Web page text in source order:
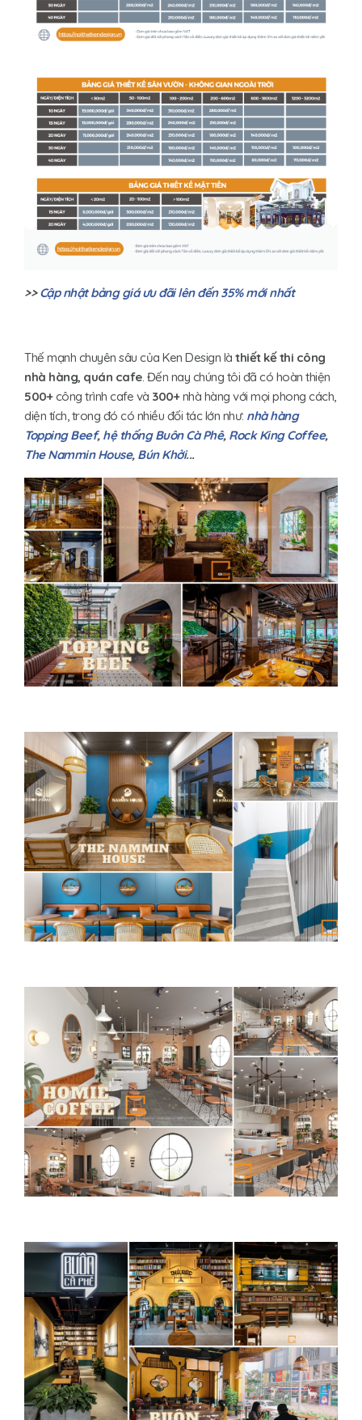
>>Cập nhật bảng giá ưu đãi lên đến 35% mới nhất
Thế mạnh chuyên sâu của Ken Design là thiết kế thi công
nhà hàng, quán cafe. Đến nay chúng tôi đã có hoàn thiện
500+công trình cafe và 300+nhà hàng với mọi phong cách,
diện tích, trong đó có nhiều đối tác lớn như: nhà hàng
Topping Beef, hệ thống Buôn Cà Phê, Rock King Coffee,
The Nammin House, Bún Khởi...